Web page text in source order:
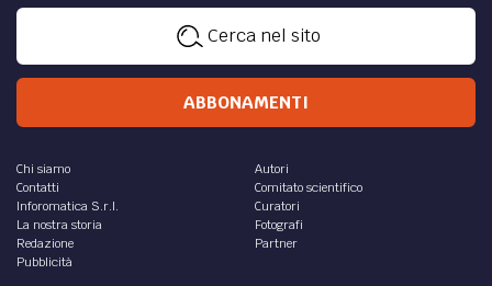
Cerca nel sito
ABBONAMENTI
Chi siamo
Contatti
Inforomatica S.r.l.
La nostra storia
Redazione
Pubblicità
Autori
Comitato scientifico
Curatori
Fotografi
Partner